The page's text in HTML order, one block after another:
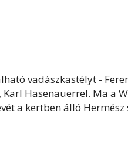
vadászkastélyt -
Hasenauerrel. Ma a
a kertben álló Hermész